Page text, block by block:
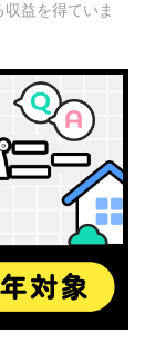
益を得ていま